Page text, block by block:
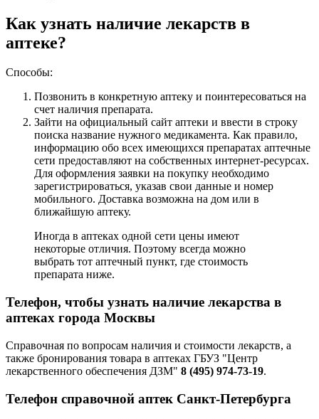
Как узнать наличие лекарств в
аптеке?
Способы:
Позвонить в конкретную аптеку и поинтересоваться на
счет наличия препарата.
Зайти на официальный сайт аптеки и ввести в строку
поиска название нужного медикамента. Как правило,
информацию обо всех имеющихся препаратах аптечные
сети предоставляют на собственных интернет-ресурсах.
Для оформления заявки на покупку необходимо
зарегистрироваться, указав свои данные и номер
мобильного. Доставка возможна на дом или в
ближайшую аптеку.
Иногда в аптеках одной сети цены имеют
некоторые отличия. Поэтому всегда можно
выбрать тот аптечный пункт, где стоимость
препарата ниже.
Телефон, чтобы узнать наличие лекарства в
аптеках города Москвы
Справочная по вопросам наличия и стоимости лекарств, а
также бронирования товара в аптеках ГБУЗ "Центр
лекарственного обеспечения ДЗМ" 8 (495) 974-73-19.
Телефон справочной аптек Санкт-Петербурга